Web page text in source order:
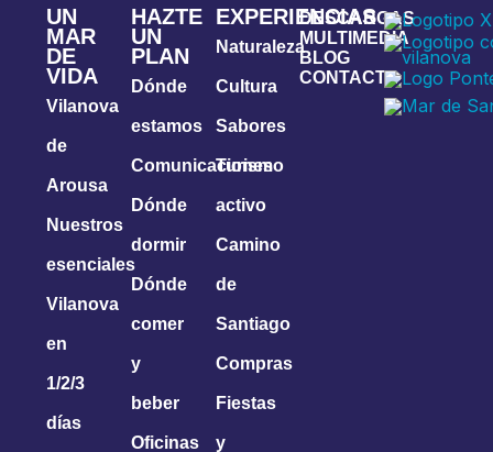
UN
MAR
DE
VIDA
Vilanova
de
Arousa
Nuestros
esenciales
Vilanova
en
1/2/3
días
HAZTE
UN
PLAN
Dónde
estamos
Comunicaciones
Dónde
dormir
Dónde
comer
y
beber
Oficinas
EXPERIENCIAS
Naturaleza
Cultura
Sabores
Turismo
activo
Camino
de
Santiago
Compras
Fiestas
y
DESCARGAS
MULTIMEDIA
BLOG
CONTACTA